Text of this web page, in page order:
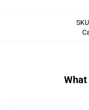
SKU